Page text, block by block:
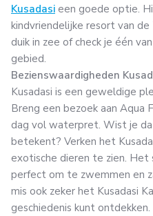
Kusadasi een goede optie.
kindvriendelijke resort van de
duik in zee of check je één
gebied.
Bezienswaardigheden
Kusadasi is een geweldige
Breng een bezoek aan Aqua
dag vol waterpret. Wist je
betekent? Verken het
exotische dieren te zien. Het
perfect om te zwemmen en
mis ook zeker het Kusadasi
geschiedenis kunt ontdekken.